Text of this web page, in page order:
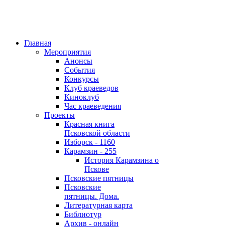
Главная
Мероприятия
Анонсы
События
Конкурсы
Клуб краеведов
Киноклуб
Час краеведения
Проекты
Красная книга
Псковской области
Изборск - 1160
Карамзин - 255
История Карамзина о
Пскове
Псковские пятницы
Псковские
пятницы. Дома.
Литературная карта
Библиотур
Архив - онлайн